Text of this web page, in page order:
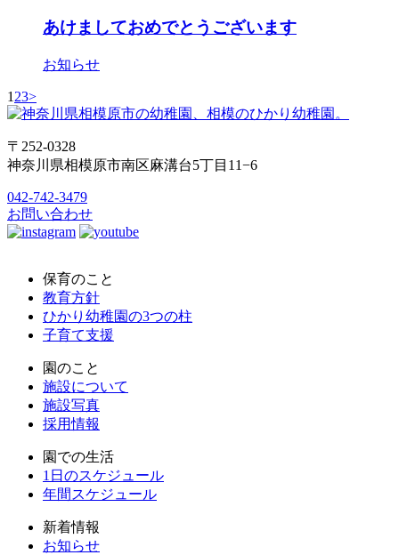
あけましておめでとうございます
お知らせ
1 23>
〒252-0328
神奈川県相模原市南区麻溝台5丁目11−6
042-742-3479
お問い合わせ
保育のこと
教育方針
ひかり幼稚園の3つの柱
子育て支援
園のこと
施設について
施設写真
採用情報
園での生活
1日のスケジュール
年間スケジュール
新着情報
お知らせ